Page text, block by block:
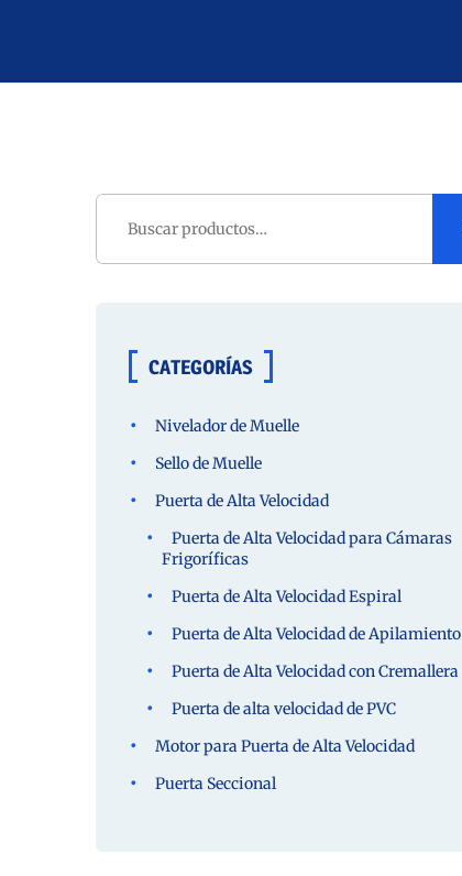
Buscar
CATEGORÍAS
Nivelador de Muelle
Sello de Muelle
Puerta de Alta Velocidad
Puerta de Alta Velocidad para Cámaras
Frigoríficas
Puerta de Alta Velocidad Espiral
Puerta de Alta Velocidad de Apilamiento
Puerta de Alta Velocidad con Cremallera
Puerta de alta velocidad de PVC
Motor para Puerta de Alta Velocidad
Puerta Seccional